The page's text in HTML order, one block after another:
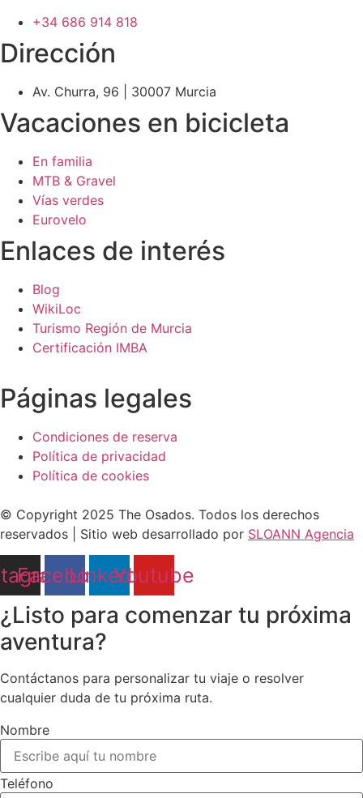
+34 686 914 818
Dirección
Av. Churra, 96 | 30007 Murcia
Vacaciones en bicicleta
En familia
MTB & Gravel
Vías verdes
Eurovelo
Enlaces de interés
Blog
WikiLoc
Turismo Región de Murcia
Certificación IMBA
Páginas legales
Condiciones de reserva
Política de privacidad
Política de cookies
© Copyright 2025 The Osados. Todos los derechos
reservados | Sitio web desarrollado por SLOANN Agencia
Facebook
LinkedinYoutube
¿Listo para comenzar tu próxima
aventura?
Contáctanos para personalizar tu viaje o resolver
cualquier duda de tu próxima ruta.
Nombre
Teléfono